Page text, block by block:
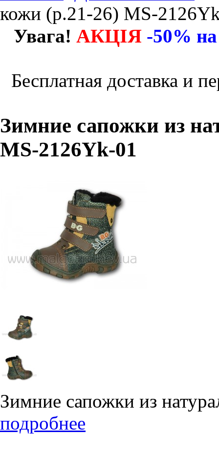
кожи (р.21-26) MS-
Увага! АКЦІЯ -50%
Бесплатная доставка и
Зимние сапожки из
MS-2126Yk-01
Зимние сапожки из
подробнее